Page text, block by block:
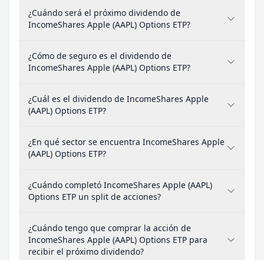
¿Cuándo será el próximo dividendo de
IncomeShares Apple (AAPL) Options ETP?
¿Cómo de seguro es el dividendo de
IncomeShares Apple (AAPL) Options ETP?
¿Cuál es el dividendo de IncomeShares Apple
(AAPL) Options ETP?
¿En qué sector se encuentra IncomeShares Apple
(AAPL) Options ETP?
¿Cuándo completó IncomeShares Apple (AAPL)
Options ETP un split de acciones?
¿Cuándo tengo que comprar la acción de
IncomeShares Apple (AAPL) Options ETP para
recibir el próximo dividendo?